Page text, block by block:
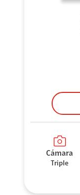
Cámara
Triple